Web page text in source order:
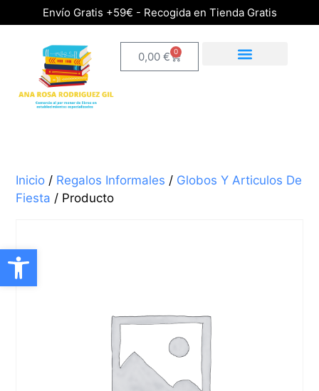
Abrir barra de herramientas
Envío Gratis +59€ - Recogida en Tienda Gratis
0,00 € 0
Inicio / Regalos Informales / Globos Y Articulos De
Fiesta / Producto